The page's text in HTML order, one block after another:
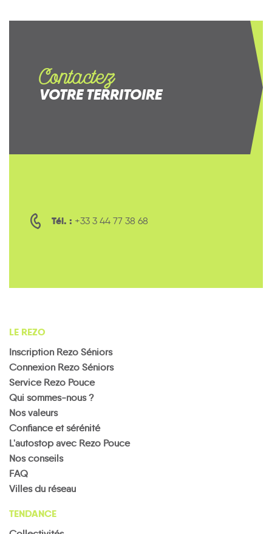
Contactez
VOTRE TERRITOIRE
Tél. : +33 3 44 77 38 68
LE REZO
Inscription Rezo Séniors
Connexion Rezo Séniors
Service Rezo Pouce
Qui sommes-nous ?
Nos valeurs
Confiance et sérénité
L'autostop avec Rezo Pouce
Nos conseils
FAQ
Villes du réseau
TENDANCE